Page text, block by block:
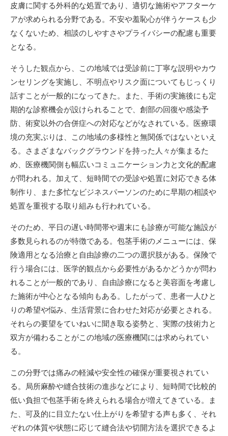
皮膚に関する外科的な処置であり、適切な施術やアフターケ
アが求められる分野である。不安や羞恥心が伴うケースも少
なくないため、相談のしやすさやプライバシーの配慮も重要
となる。
そうした観点から、この地域では受診前に丁寧な説明やカウ
ンセリングを実施し、不明点やリスク面についてもじっくり
話すことが一般的になってきた。また、手術の実施後にも定
期的な診察機会が設けられることで、創部の回復や感染予
防、術変以外の合併症への対応などがなされている。医療環
境の充実ぶりは、この地域の多様性と無関係ではないといえ
る。さまざまなバックグラウンドを持った人々が集まるた
め、医療機関側も幅広いコミュニケーション力と文化的配慮
が問われる。加えて、短時間での受診や処置に対応できる体
制作り、また多忙なビジネスパーソンのために早期の相談や
処置を重視する取り組みも行われている。
そのため、平日の遅い時間帯や週末にも診療が可能な施設が
多数見られるのが特徴である。包茎手術のメニューには、保
険適用となる治療と自由診療の二つの選択肢がある。保険で
行う場合には、医学的観点から必要性があるかどうかが問わ
れることが一般的であり、自由診療になると美容面を考慮し
た施術が中心となる傾向もある。したがって、患者一人ひと
りの希望や悩み、生活背景に合わせた対応が必要とされる。
それらの要望をていねいに聞き取る姿勢と、実際の技術力と
双方が備わることがこの地域の医療機関には求められてい
る。
この分野では痛みの軽減や安全性の確保が重要視されてい
る。局所麻酔や縫合技術の進歩などにより、短時間で比較的
低い負担で包茎手術を終えられる場合が増えてきている。ま
た、可及的に目立たない仕上がりを希望する声も多く、それ
ぞれの体質や状態に応じて縫合法や切開方法を選択できるよ